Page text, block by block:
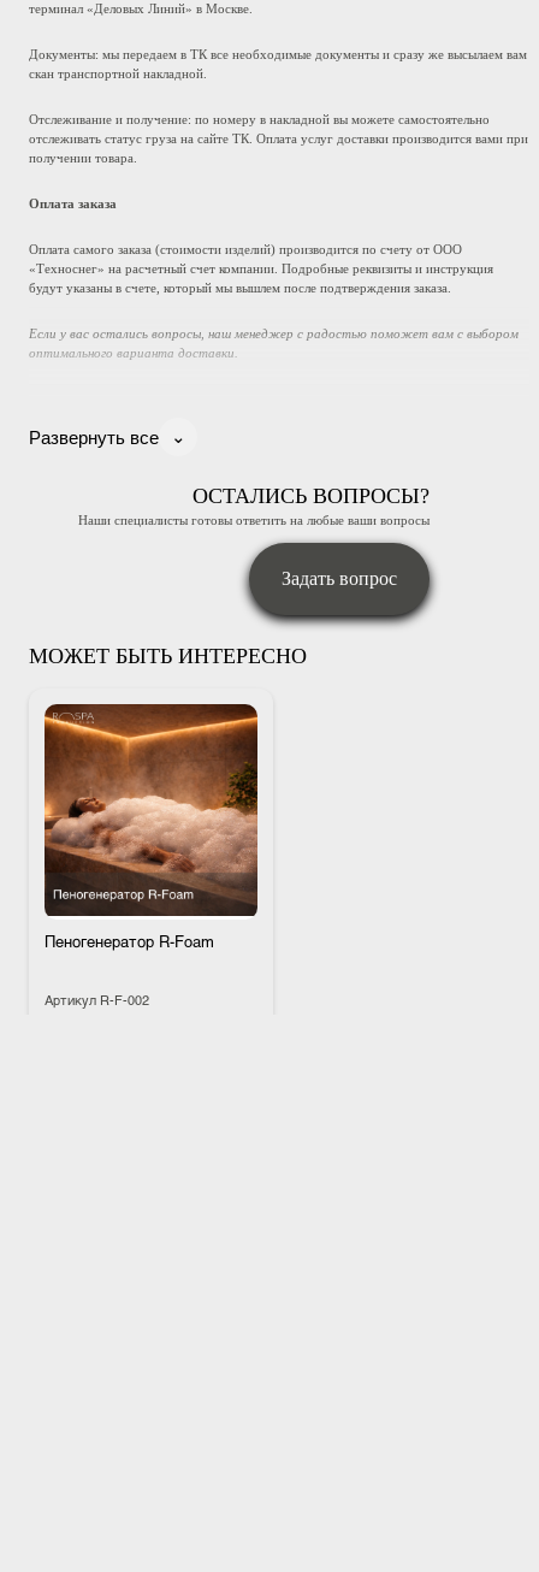
терминал «Деловых Линий» в Москве.
Документы: мы передаем в ТК все необходимые документы и сразу же высылаем вам
скан транспортной накладной.
Отслеживание и получение: по номеру в накладной вы можете самостоятельно
отслеживать статус груза на сайте ТК. Оплата услуг доставки производится вами при
получении товара.
Оплата заказа
Оплата самого заказа (стоимости изделий) производится по счету от ООО
«Техноснег» на расчетный счет компании. Подробные реквизиты и инструкция
будут указаны в счете, который мы вышлем после подтверждения заказа.
Если у вас остались вопросы, наш менеджер с радостью поможет вам с выбором
оптимального варианта доставки.
Развернуть все ⌄
ОСТАЛИСЬ ВОПРОСЫ?
Наши специалисты готовы ответить на любые ваши вопросы
Задать вопрос
МОЖЕТ БЫТЬ ИНТЕРЕСНО
Пеногенератор R-Foam
Артикул R-F-002